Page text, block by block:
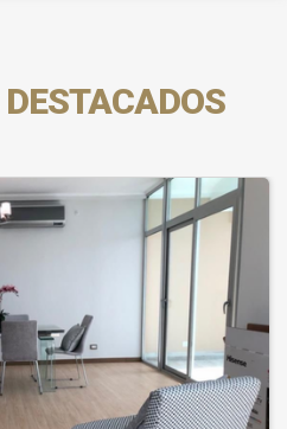
DESTACADOS